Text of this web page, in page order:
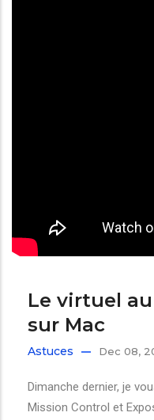
Le virtuel
sur Mac
Astuces Dec 08,
Dimanche dernier, je
Mission Control et